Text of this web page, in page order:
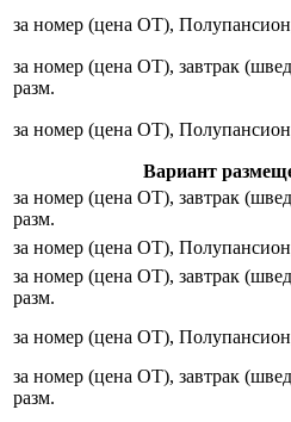
за номер (цена ОТ),
за номер (цена ОТ), завтрак
разм.
за номер (цена ОТ),
Вариант
за номер (цена ОТ), завтрак
разм.
за номер (цена ОТ),
за номер (цена ОТ), завтрак
разм.
за номер (цена ОТ),
за номер (цена ОТ), завтрак
разм.